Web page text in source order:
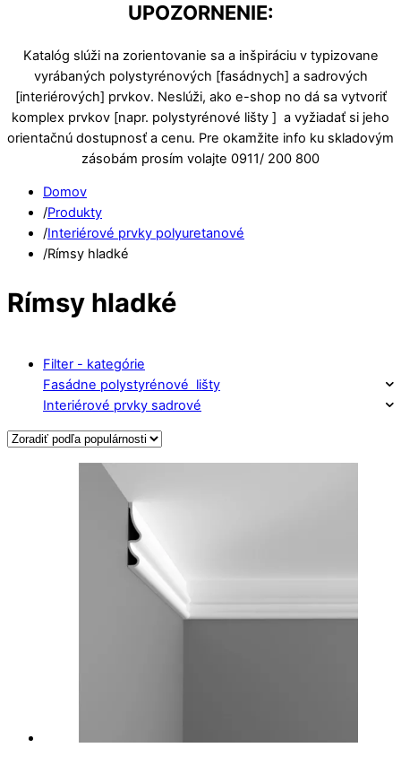
UPOZORNENIE:
Katalóg slúži na zorientovanie sa a inšpiráciu v typizovane
vyrábaných polystyrénových [fasádnych] a sadrových
[interiérových] prvkov. Neslúži, ako e-shop no dá sa vytvoriť
komplex prvkov [napr. polystyrénové lišty ] a vyžiadať si jeho
orientačnú dostupnosť a cenu. Pre okamžite info ku skladovým
zásobám prosím volajte 0911/ 200 800
Domov
/Produkty
/Interiérové prvky polyuretanové
/Rímsy hladké
Rímsy hladké
Filter - kategórie
Fasádne polystyrénové lišty
Interiérové prvky sadrové